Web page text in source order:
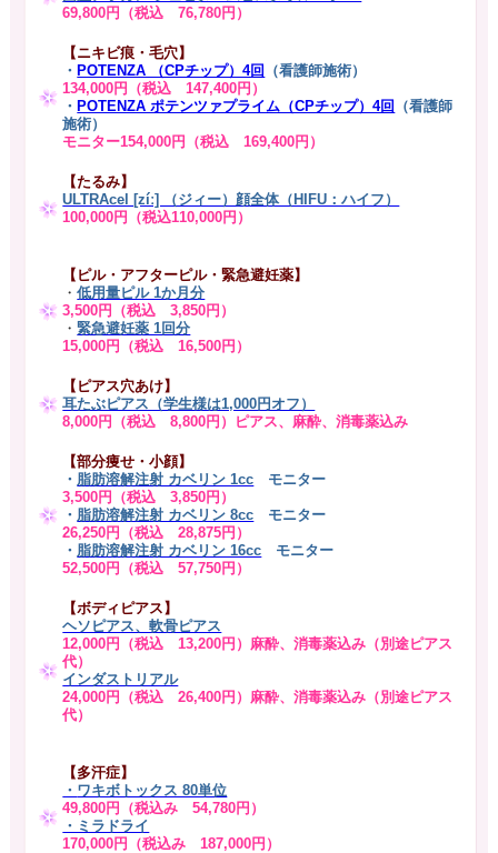
69,800円（税込 76,780円）
【ニキビ痕・毛穴】
・ POTENZA （CPチップ）4回
（看護師施術）
134,000円（税込 147,400円）
・ POTENZA ポテンツァプライム（CPチップ）4回
（看護師
施術）
モニター154,000円（税込 169,400円）
【たるみ】
ULTRAcel [zíː] （ジィー）顔全体（HIFU：ハイフ）
100,000円（税込110,000円）
【ピル・アフターピル・緊急避妊薬】
・低用量ピル 1か月分
3,500円（税込 3,850円）
・緊急避妊薬 1回分
15,000円（税込 16,500円）
【ピアス穴あけ】
耳たぶピアス（学生様は1,000円オフ）
8,000円（税込 8,800円）ピアス、麻酔、消毒薬込み
【部分痩せ・小顔】
・ 脂肪溶解注射 カベリン 1cc モニター
3,500円（税込 3,850円）
・ 脂肪溶解注射 カベリン 8cc モニター
26,250円（税込 28,875円）
・ 脂肪溶解注射 カベリン 16cc
モニター
52,500円（税込 57,750円）
【ボディピアス】
ヘソピアス、軟骨ピアス
12,000円（税込 13,200円）麻酔、消毒薬込み（別途ピアス
代）
インダストリアル
24,000円（税込 26,400円）麻酔、消毒薬込み（別途ピアス
代）
【多汗症】
・ ワキボトックス 80単位
49,800円（税込み 54,780円）
・ミラドライ
170,000円（税込み 187,000円）